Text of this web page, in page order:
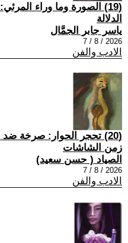
(19) الصورة وما وراء
الدلالة
ياسر جابر الجمَّال
2026 / 8 / 7
الادب والفن
(20) تحجر الحوار: صرخة ضد
زمن الشاشات
الصياد ‏( حسن سعيد‏)
2026 / 8 / 7
الادب والفن